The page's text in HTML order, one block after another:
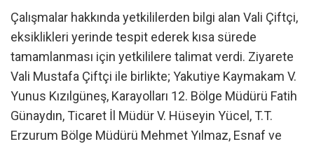
Çalışmalar hakkında yetkililerden bilgi alan Vali Çiftçi,
eksiklikleri yerinde tespit ederek kısa sürede
tamamlanması için yetkililere talimat verdi. Ziyarete
Vali Mustafa Çiftçi ile birlikte; Yakutiye Kaymakam V.
Yunus Kızılgüneş, Karayolları 12. Bölge Müdürü Fatih
Günaydın, Ticaret İl Müdür V. Hüseyin Yücel, T.T.
Erzurum Bölge Müdürü Mehmet Yılmaz, Esnaf ve